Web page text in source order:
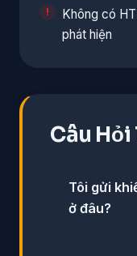
Không có
phát hiện
Câu
Tôi gửi
ở đâu?